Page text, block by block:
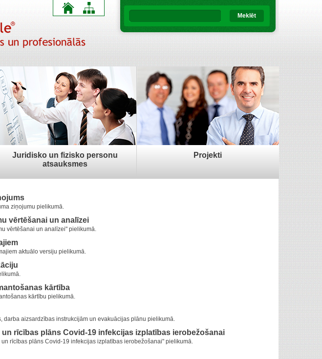
Meklēt
Juridisko un fizisko personu
atsauksmes
Projekti
ziņojumu pielikumā.
vērtēšanai un analīzei
vērtēšanai un analīzei" pielikumā.
aktuālo versiju pielikumā.
kārtība
kārtību pielikumā.
aizsardzības instrukcijām un evakuācijas plānu pielikumā.
rīcības plāns Covid-19 infekcijas izplatības ierobežošanai
rīcības plāns Covid-19 infekcijas izplatības ierobežošanai" pielikumā.